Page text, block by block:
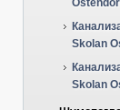
Skolan
Skolan